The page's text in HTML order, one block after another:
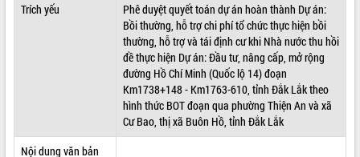
VĂN BẢN HĐND TỈNH
Trích yếu
Phê duyệt quyết toán dự án hoàn thành Dự án:
Bồi thường, hỗ trợ chi phí tổ chức thực hiện bồi
thường, hỗ trợ và tái định cư khi Nhà nước thu hồi
đề thực hiện Dự án: Đầu tư, nâng cấp, mở rộng
đường Hồ Chí Minh (Quốc lộ 14) đoạn
Km1738+148 - Km1763-610, tỉnh Đắk Lắk theo
hình thức BOT đoạn qua phường Thiện An và xã
Cư Bao, thị xã Buôn Hồ, tỉnh Đắk Lắk
Nội dung văn bản